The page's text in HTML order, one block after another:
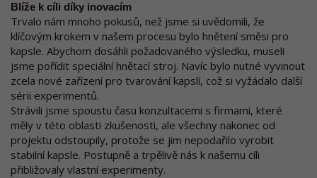
Blíže k cíli díky inovacím
Trvalo nám mnoho pokusů, než jsme si uvědomili, že
klíčovým krokem v našem procesu bylo hnětení směsi pro
kapsle. Abychom dosáhli požadovaného výsledku, museli
jsme pořídit speciální hnětací stroj. Navíc bylo nutné vyvinout
zcela nové zařízení pro tvarování kapslí, což si vyžádalo další
sérii experimentů.
Strávili jsme spoustu času konzultacemi s firmami, které
měly v této oblasti zkušenosti, ale všechny nakonec od
projektu odstoupily, protože se jim nepodařilo vyrobit
stabilní kapsle. Postupně a trpělivě nás k našemu cíli
přibližovaly vlastní experimenty.